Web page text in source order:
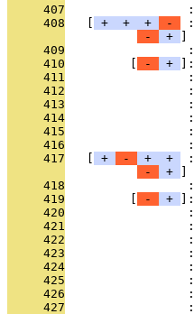
     407
                 :
     408
+ + + - :
-
+
     409
                 :
     410
- + ]:
     411
                 :
     412
                 :
     413
                 :
     414
                 :
     415
                 :
     416
                 :
     417
+ - + + :
-
+
     418
                 :
     419
- + ]:
     420
                 :
     421
                 :
     422
                 :
     423
                 :
     424
                 :
     425
                 :
     426
                 :
     427
                 :